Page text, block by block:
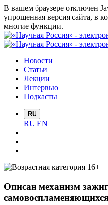
В вашем браузере отключен
упрощенная версия сайта, в
многие функции.
Новости
Статьи
Лекции
Интервью
Подкасты
RU
RU EN
Описан механизм